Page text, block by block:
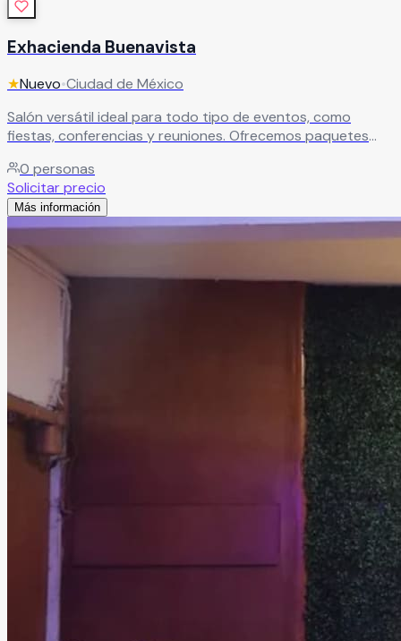
Exhacienda Buenavista
★Nuevo•Ciudad de México
Salón versátil ideal para todo tipo de eventos, como
fiestas, conferencias y reuniones. Ofrecemos paquetes
Cuenta con decoración permanente, opciones de
decoración temática, salón cerrado y techado, además de
estacionamiento para mayor comodidad.
0 personas
Solicitar precio
Más información